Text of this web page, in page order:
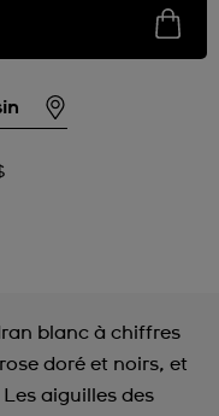
blanc à chiffres
doré et noirs, et
aiguilles des